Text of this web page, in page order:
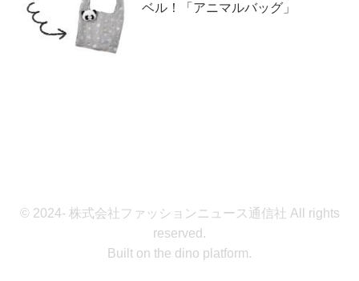
ベル！「アニマルバッグ」
© 2024- 株式会社ファッションニュース通信社 All rights
reserved.
Built on the dino platform.